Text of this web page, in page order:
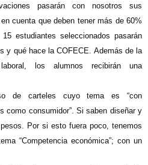
pasarán con nosotros sus
cuenta que deben tener más de 60%
estudiantes seleccionados pasarán
y qué hace la COFECE. Además de la
los alumnos recibirán una
de carteles cuyo tema es “con
como consumidor”. Si saben diseñar y
Por si esto fuera poco, tenemos
“Competencia económica”; con un